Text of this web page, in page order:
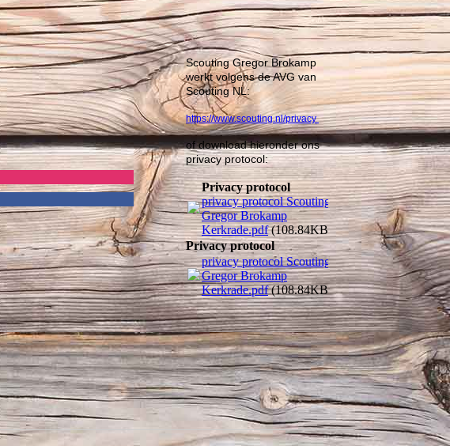
Scouting Gregor Brokamp
werkt volgens de AVG van
Scouting NL:
https://www.scouting.nl/privacy
of download hieronder ons
privacy protocol:
Privacy protocol
privacy protocol Scouting
Gregor Brokamp
Kerkrade.pdf(108.84KB)
Privacy protocol
privacy protocol Scouting
Gregor Brokamp
Kerkrade.pdf(108.84KB)